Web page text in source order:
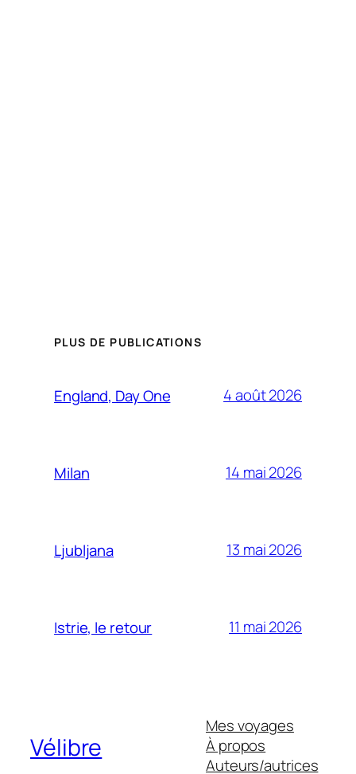
PLUS DE PUBLICATIONS
England, Day One 4 août 2026
Milan 14 mai 2026
Ljubljana 13 mai 2026
Istrie, le retour 11 mai 2026
Vélibre
Mes voyages
À propos
Auteurs/autrices